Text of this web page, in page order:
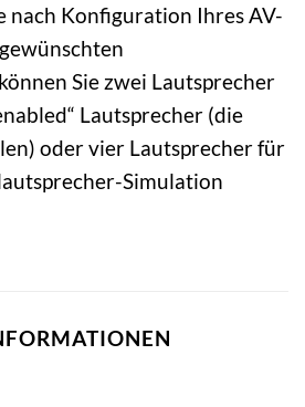
nach Konfiguration Ihres AV-
Sie zwei Lautsprecher
Lautsprecher (die
oder vier Lautsprecher für
Simulation